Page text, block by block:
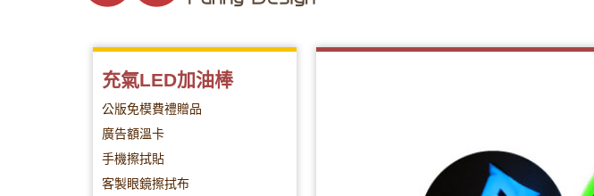
充氣LED加油棒
公版免模費禮贈品
廣告額溫卡
手機擦拭貼
客製眼鏡擦拭布